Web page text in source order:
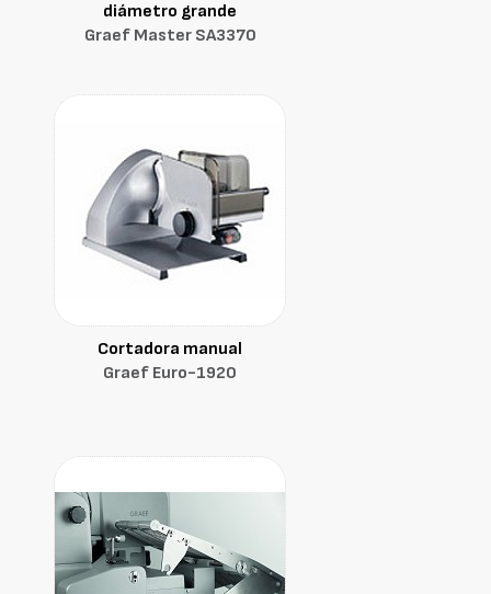
diámetro grande
Graef Master SA3370
Cortadora manual
Graef Euro-1920